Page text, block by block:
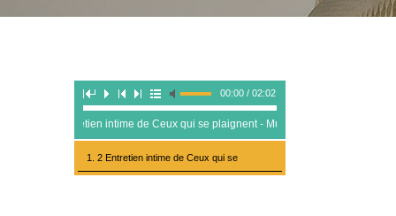
00:00 / 02:02
2 Entretien intime de Ceux qui se plaignent - Munajaat Ash-Shakina
1. 2 Entretien intime de Ceux qui se